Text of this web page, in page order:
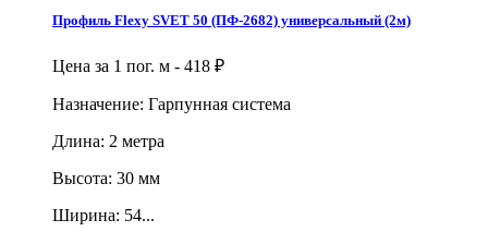
Профиль Flexy SVET 50 (ПФ-2682) универсальный (2м)
Цена за 1 пог. м - 418 ₽
Назначение: Гарпунная система
Длина: 2 метра
Высота: 30 мм
Ширина: 54...